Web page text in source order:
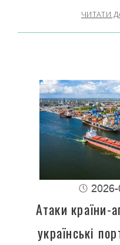
ЧИТАТИ
Атаки країни-
українські